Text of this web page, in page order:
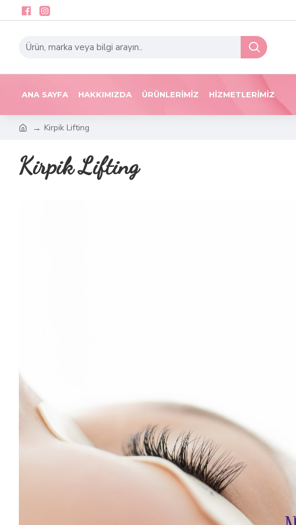
ANA SAYFA HAKKIMIZDA ÜRÜNLERIMIZ HIZMETLERIMIZ
Kirpik Lifting
Kirpik Lifting